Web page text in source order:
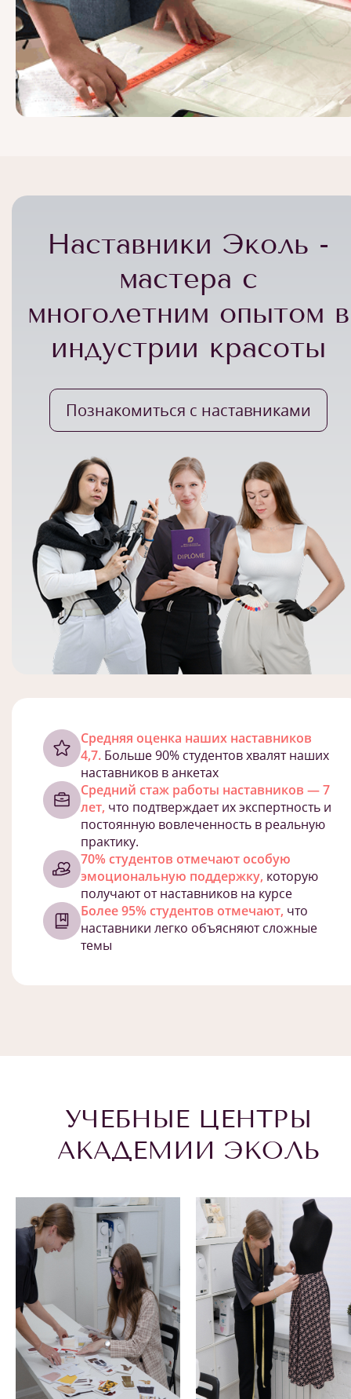
Наставники Эколь -
мастера с
многолетним опытом в
индустрии красоты
Познакомиться с наставниками
Cредняя оценка наших наставников
4,7. Больше 90% студентов хвалят наших
наставников в анкетах
Средний стаж работы наставников — 7
лет, что подтверждает их экспертность и
постоянную вовлеченность в реальную
практику.
70% студентов отмечают особую
эмоциональную поддержку, которую
получают от наставников на курсе
Более 95% студентов отмечают, что
наставники легко объясняют сложные
темы
УЧЕБНЫЕ ЦЕНТРЫ
АКАДЕМИИ ЭКОЛЬ